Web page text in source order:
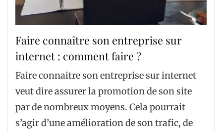
Faire connaître son entreprise sur
internet : comment faire ?
Faire connaitre son entreprise sur internet
veut dire assurer la promotion de son site
par de nombreux moyens. Cela pourrait
s’agir d’une amélioration de son trafic, de